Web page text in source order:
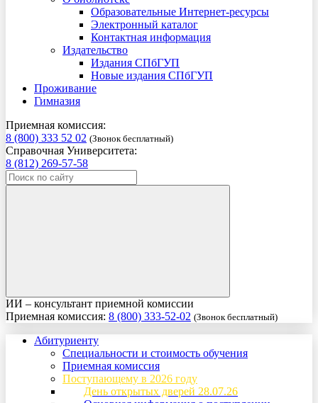
Образовательные Интернет-ресурсы
Электронный каталог
Контактная информация
Издательство
Издания СПбГУП
Новые издания СПбГУП
Проживание
Гимназия
Приемная комиссия:
8 (800) 333 52 02 (Звонок бесплатный)
Справочная Университета:
8 (812) 269-57-58
ИИ – консультант приемной комиссии
Приемная комиссия: 8 (800) 333-52-02 (Звонок бесплатный)
Абитуриенту
Специальности и стоимость обучения
Приемная комиссия
Поступающему в 2026 году
День открытых дверей 28.07.26